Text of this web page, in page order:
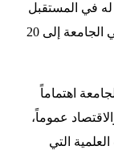
في المستقبل
القريب، يتوقع أن يرتفع عدد مراكز الأبحاث في الجامعة إلى 20
اهتماماً
عموماً،
التي